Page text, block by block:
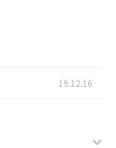
19.12.16